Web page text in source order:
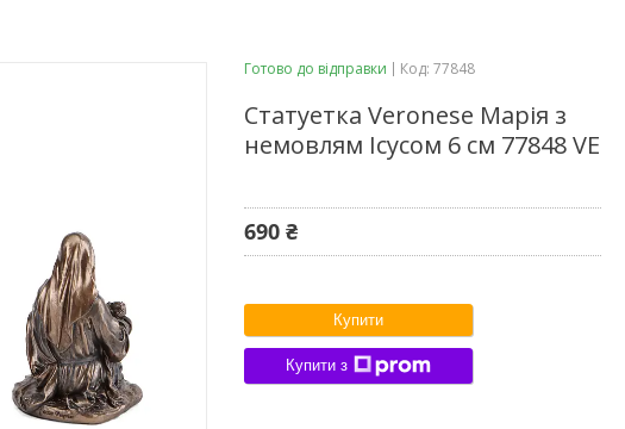
Готово до відправки Код: 77848
Статуетка Veronese Марія з
немовлям Ісусом 6 см 77848 VE
690 ₴
Купити
Купити з